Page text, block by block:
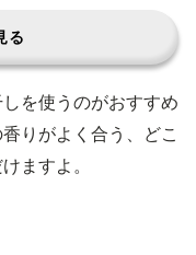
る
を使うのがおすすめ
りがよく合う、どこ
ますよ。